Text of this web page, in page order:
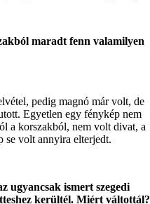
maradt fenn valamilyen
pedig magnó már volt, de
Egyetlen egy fénykép nem
a korszakból, nem volt divat, a
se volt annyira elterjedt.
ugyancsak ismert szegedi
kerültél. Miért váltottál?